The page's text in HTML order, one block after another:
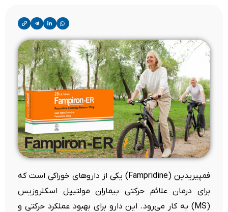
فمپیریدین (Fampridine) یکی از داروهای خوراکی است که
برای درمان علائم حرکتی بیماران مولتیپل اسکلروزیس
(MS) به کار می‌رود. این دارو برای بهبود عملکرد حرکتی و